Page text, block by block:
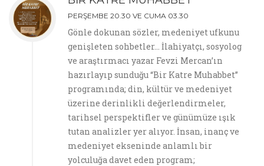
PERŞEMBE 20.30 VE CUMA 03.30
Gönle dokunan sözler, medeniyet ufkunu
genişleten sohbetler… İlahiyatçı, sosyolog
ve araştırmacı yazar Fevzi Mercan’ın
hazırlayıp sunduğu “Bir Katre Muhabbet”
programında; din, kültür ve medeniyet
üzerine derinlikli değerlendirmeler,
tarihsel perspektifler ve günümüze ışık
tutan analizler yer alıyor. İnsan, inanç ve
medeniyet ekseninde anlamlı bir
yolculuğa davet eden program;